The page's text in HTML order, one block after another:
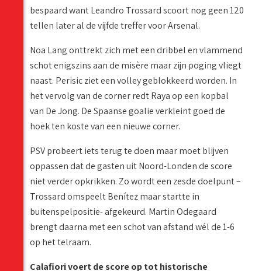
bespaard want Leandro Trossard scoort nog geen 120
tellen later al de vijfde treffer voor Arsenal.
Noa Lang onttrekt zich met een dribbel en vlammend
schot enigszins aan de misère maar zijn poging vliegt
naast. Perisic ziet een volley geblokkeerd worden. In
het vervolg van de corner redt Raya op een kopbal
van De Jong. De Spaanse goalie verkleint goed de
hoek ten koste van een nieuwe corner.
PSV probeert iets terug te doen maar moet blijven
oppassen dat de gasten uit Noord-Londen de score
niet verder opkrikken. Zo wordt een zesde doelpunt –
Trossard omspeelt Benítez maar startte in
buitenspelpositie- afgekeurd. Martin Odegaard
brengt daarna met een schot van afstand wél de 1-6
op het telraam.
Calafiori voert de score op tot historische